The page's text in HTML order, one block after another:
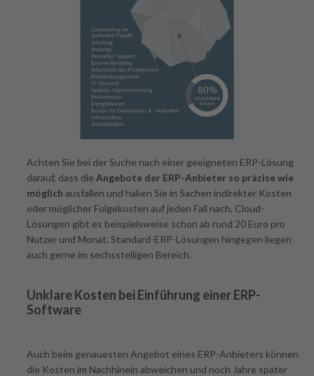
Achten Sie bei der Suche nach einer geeigneten ERP-Lösung
darauf, dass die Angebote der ERP-Anbieter so präzise wie
möglich ausfallen und haken Sie in Sachen indirekter Kosten
oder möglicher Folgekosten auf jeden Fall nach. Cloud-
Lösungen gibt es beispielsweise schon ab rund 20 Euro pro
Nutzer und Monat. Standard-ERP-Lösungen hingegen liegen
auch gerne im sechsstelligen Bereich.
Unklare Kosten bei Einführung einer ERP-
Software
Auch beim genauesten Angebot eines ERP-Anbieters können
die Kosten im Nachhinein abweichen und noch Jahre später